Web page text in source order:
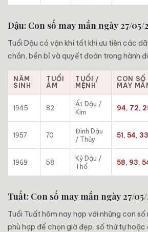
Dậu: Con số may mắn ngày 27/05/
Tuổi Dậu có vận khí tốt khi ưu tiên các
chắn, bền bỉ và quyết đoán trong hành
NĂM
SINH
TUỔI
ÂM
TUỔI /
MỆNH
CON SỐ
MAY
1945 82
Ất Dậu /
Kim
94, 72,
1957 70
Đinh Dậu
/ Thủy
51, 54, 33
1969 58
Kỷ Dậu /
Thổ
58, 93,
Tuất: Con số may mắn ngày 27/
Tuổi Tuất hôm nay hợp với những con
phù hợp để chọn giờ đẹp, số thứ tự hoặc